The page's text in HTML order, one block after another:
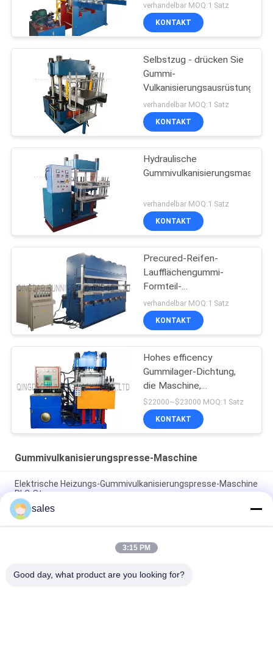
verhandelbar MOQ:1 Satz
KONTAKT
Selbstzug - drücken Sie
Gummi-
Vulkanisierungsausrüstung
verhandelbar MOQ:1 Satz
KONTAKT
Hydraulische
verhandelbar MOQ:1 Satz
KONTAKT
Precured-Reifen-
Laufflächengummi-
Formteil-
Maschine/verschaffter
Reifen-Schritt, der
Maschine herstellt
verhandelbar MOQ:1 Satz
KONTAKT
Hohes efficency
Gummilager-Dichtung,
die Maschine,
Vulkanisierungsmaschine,
Formteil-Maschine
herstellt
$22000~$23000 MOQ:1 Satz
KONTAKT
Gummivulkanisierungspresse-Maschine
Elektrische Heizungs-Gummivulkanisierungspresse-Maschine
PLC-Steuerung
Die elektrische Heizungs-hydraulische Vulkanisierung
bearbeiten 2 Arbeitsschichten maschinell
Gummivulkanisierungsmaschinen-einzige
sales
3:15 PM
Good day, what product are you looking for?